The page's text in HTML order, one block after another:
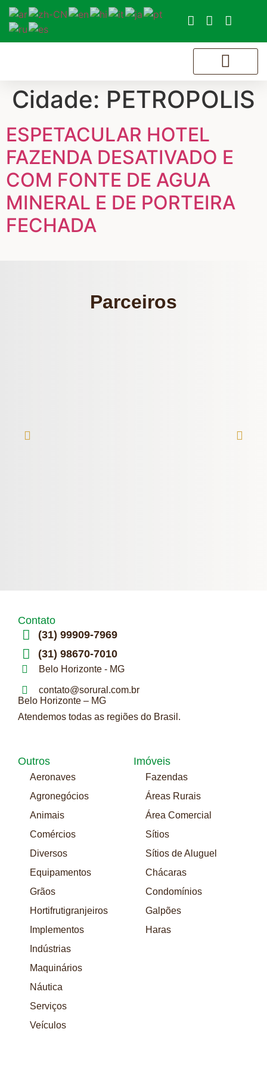
Cidade: PETROPOLIS
ESPETACULAR HOTEL
FAZENDA DESATIVADO E
COM FONTE DE AGUA
MINERAL E DE PORTEIRA
FECHADA
Parceiros
Imóveis
Fazendas
Áreas Rurais
Área Comercial
Sítios
Sítios de Aluguel
Chácaras
Condomínios
Galpões
Haras
Outros
Aeronaves
Agronegócios
Animais
Comércios
Diversos
Equipamentos
Grãos
Hortifrutigranjeiros
Implementos
Indústrias
Maquinários
Náutica
Serviços
Veículos
Contato
(31) 99909-7969
(31) 98670-7010
Belo Horizonte - MG
contato@sorural.com.br
Belo Horizonte – MG
Atendemos todas as regiões do Brasil.